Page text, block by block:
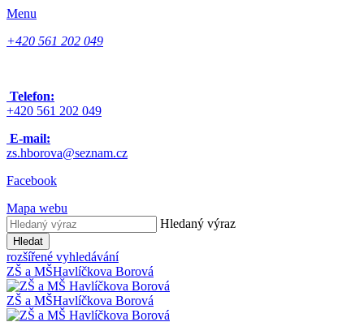
Menu
+420 561 202 049
Telefon:
+420 561 202 049
E-mail:
zs.hborova@seznam.cz
Facebook
Mapa webu
Hledaný výraz
Hledat
rozšířené vyhledávání
ZŠ a MŠHavlíčkova Borová
ZŠ a MŠHavlíčkova Borová